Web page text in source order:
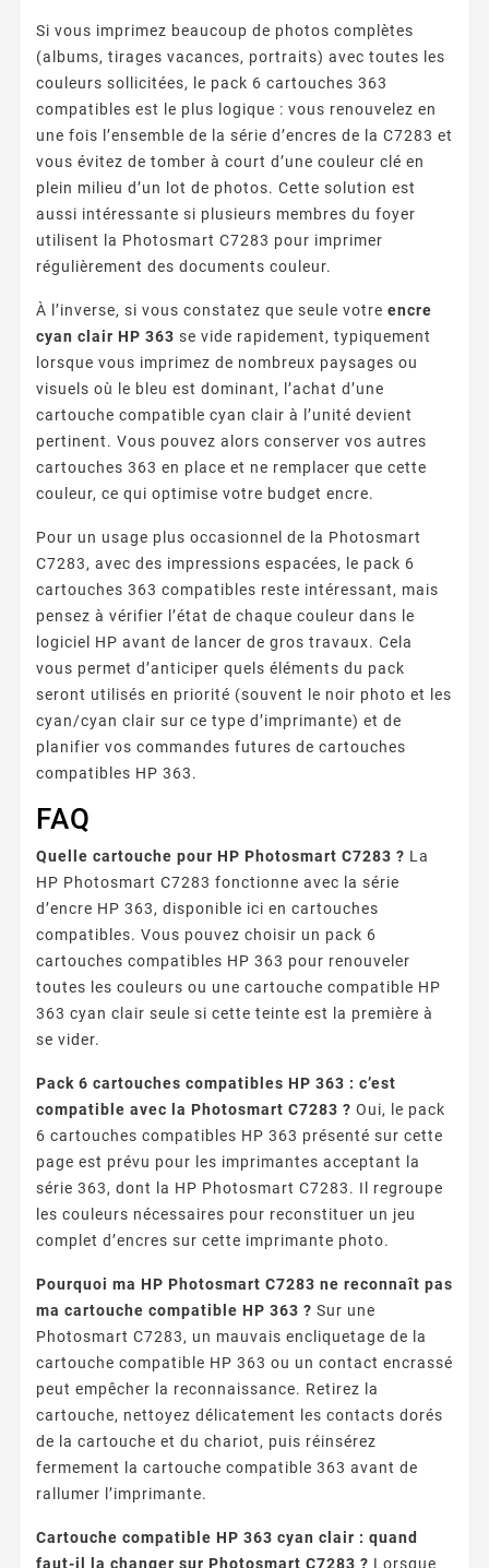
Si vous imprimez beaucoup de photos complètes
(albums, tirages vacances, portraits) avec toutes les
couleurs sollicitées, le pack 6 cartouches 363
compatibles est le plus logique : vous renouvelez en
une fois l’ensemble de la série d’encres de la C7283 et
vous évitez de tomber à court d’une couleur clé en
plein milieu d’un lot de photos. Cette solution est
aussi intéressante si plusieurs membres du foyer
utilisent la Photosmart C7283 pour imprimer
régulièrement des documents couleur.
À l’inverse, si vous constatez que seule votre encre
cyan clair HP 363 se vide rapidement, typiquement
lorsque vous imprimez de nombreux paysages ou
visuels où le bleu est dominant, l’achat d’une
cartouche compatible cyan clair à l’unité devient
pertinent. Vous pouvez alors conserver vos autres
cartouches 363 en place et ne remplacer que cette
couleur, ce qui optimise votre budget encre.
Pour un usage plus occasionnel de la Photosmart
C7283, avec des impressions espacées, le pack 6
cartouches 363 compatibles reste intéressant, mais
pensez à vérifier l’état de chaque couleur dans le
logiciel HP avant de lancer de gros travaux. Cela
vous permet d’anticiper quels éléments du pack
seront utilisés en priorité (souvent le noir photo et les
cyan/cyan clair sur ce type d’imprimante) et de
planifier vos commandes futures de cartouches
compatibles HP 363.
FAQ
Quelle cartouche pour HP Photosmart C7283 ? La
HP Photosmart C7283 fonctionne avec la série
d’encre HP 363, disponible ici en cartouches
compatibles. Vous pouvez choisir un pack 6
cartouches compatibles HP 363 pour renouveler
toutes les couleurs ou une cartouche compatible HP
363 cyan clair seule si cette teinte est la première à
se vider.
Pack 6 cartouches compatibles HP 363 : c’est
compatible avec la Photosmart C7283 ? Oui, le pack
6 cartouches compatibles HP 363 présenté sur cette
page est prévu pour les imprimantes acceptant la
série 363, dont la HP Photosmart C7283. Il regroupe
les couleurs nécessaires pour reconstituer un jeu
complet d’encres sur cette imprimante photo.
Pourquoi ma HP Photosmart C7283 ne reconnaît pas
ma cartouche compatible HP 363 ? Sur une
Photosmart C7283, un mauvais encliquetage de la
cartouche compatible HP 363 ou un contact encrassé
peut empêcher la reconnaissance. Retirez la
cartouche, nettoyez délicatement les contacts dorés
de la cartouche et du chariot, puis réinsérez
fermement la cartouche compatible 363 avant de
rallumer l’imprimante.
Cartouche compatible HP 363 cyan clair : quand
faut-il la changer sur Photosmart C7283 ? Lorsque